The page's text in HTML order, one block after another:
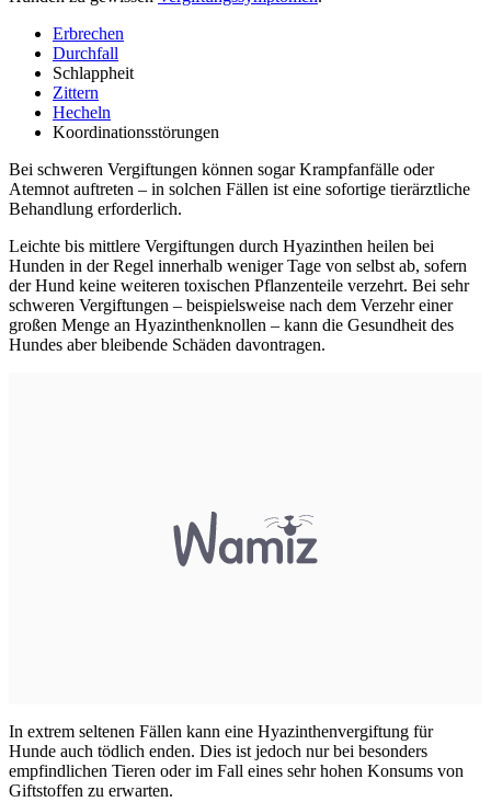
Erbrechen
Durchfall
Schlappheit
Zittern
Hecheln
Koordinationsstörungen
Bei schweren Vergiftungen können sogar Krampfanfälle oder
Atemnot auftreten – in solchen Fällen ist eine sofortige tierärztliche
Behandlung erforderlich.
Leichte bis mittlere Vergiftungen durch Hyazinthen heilen bei
Hunden in der Regel innerhalb weniger Tage von selbst ab, sofern
der Hund keine weiteren toxischen Pflanzenteile verzehrt. Bei sehr
schweren Vergiftungen – beispielsweise nach dem Verzehr einer
großen Menge an Hyazinthenknollen – kann die Gesundheit des
Hundes aber bleibende Schäden davontragen.
In extrem seltenen Fällen kann eine Hyazinthenvergiftung für
Hunde auch tödlich enden. Dies ist jedoch nur bei besonders
empfindlichen Tieren oder im Fall eines sehr hohen Konsums von
Giftstoffen zu erwarten.